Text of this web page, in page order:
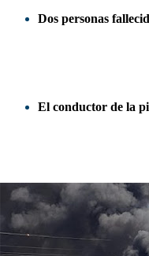
Dos personas
El conductor de la